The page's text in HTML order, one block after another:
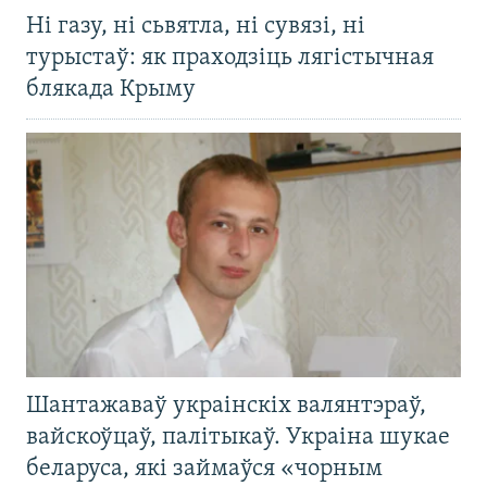
Ні газу, ні сьвятла, ні сувязі, ні
турыстаў: як праходзіць лягістычная
блякада Крыму
Шантажаваў украінскіх валянтэраў,
вайскоўцаў, палітыкаў. Украіна шукае
беларуса, які займаўся «чорным